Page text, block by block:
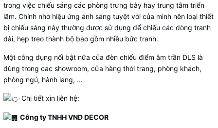
trong việc chiếu sáng các phòng trưng bày hay trung tâm triển
lãm. Chính nhờ hiệu ứng ánh sáng tuyệt vời của mình nên loại thiết
bị chiếu sáng này thường được sử dụng để chiếu các dòng tranh
dài, hẹp treo thành bộ bao gồm nhiều bức tranh.
Một công dụng nổi bật nữa của đèn chiếu điểm âm trần DLS là
dùng trong các showroom, cửa hàng thời trang, phòng khách,
phòng ngủ, hành lang, …
Chi tiết xin liên hệ:
Công ty TNHH VND DECOR